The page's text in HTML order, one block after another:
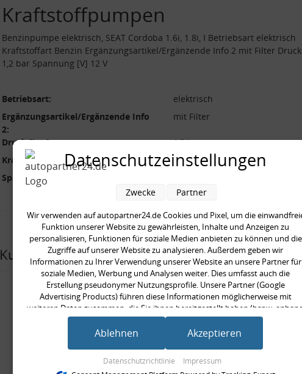
Kraftstoffpumpen
Benzinpumpe elektrisch, SEAT Cordoba 1.6i, 1.8i, I Betriebsart elektrisch
Kraftstoffart Benzin Ergänzungsartikel/Ergänzende Info 2 mit Filter
1,2 bar Spannung [V] 12 V
Betriebsart:
elektrisch
Ergänzungsartikel/Ergänzende Info
2:
mit Filter
Druck [bar]:
1,2 bar
Kraftstoffart:
Benzin
Spannung [V]:
Kunden kauften auch
Datenschutzeinstellungen
Wir verwenden auf autopartner24.de Cookies und Pixel, um die
Funktion unserer Website zu gewährleisten, Inhalte und Anzeigen zu
personalisieren, Funktionen für soziale Medien anbieten zu können und die
Zugriffe auf unserer Website zu analysieren. Außerdem geben wir
Informationen zu Ihrer Verwendung unserer Website an unsere Partner für
soziale Medien, Werbung und Analysen weiter. Dies umfasst auch die
Erstellung pseudonymer Nutzungsprofile. Unsere Partner (Google
Advertising Products) führen diese Informationen möglicherweise mit
weiteren Daten zusammen, die Sie ihnen bereitgestellt haben (bspw.
eines persönlichen Accounts) oder welche sie im Rahmen Ihrer Nutzung der
Dienste gesammelt haben (bspw. Nutzungsdaten anderer Geräte). Ihre
Einwilligung zur Nutzung von Cookies und Pixeln können Sie jederzeit
dort die entsprechenden Anpassungen vornehmen.
Datenschutzrichtlinie Impressum
Zwecke Partner
Ablehnen Akzeptieren